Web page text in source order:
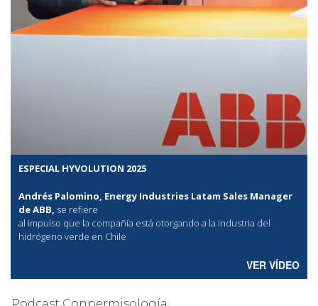
ESPECIAL HYVOLUTION 2025
Andrés Palomino, Energy Industries Latam Sales Manager
de ABB, se refiere
al impulso que la compañía está otorgando a la industria del
hidrógeno verde en Chile
VER VÍDEO